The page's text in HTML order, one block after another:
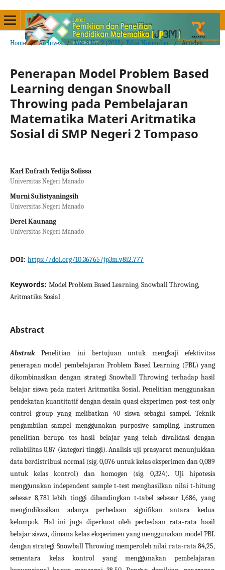
Home / Archives / Vol. 8 No. 2 (2025): Edisi November / Articles
Penerapan Model Problem Based
Learning dengan Snowball
Throwing pada Pembelajaran
Matematika Materi Aritmatika
Sosial di SMP Negeri 2 Tompaso
Karl Eufrath Yedija Solissa
Universitas Negeri Manado
Murni Sulistyaningsih
Universitas Negeri Manado
Derel Kaunang
Universitas Negeri Manado
DOI: https://doi.org/10.36765/jp3m.v8i2.777
Keywords: Model Problem Based Learning, Snowball Throwing,
Aritmatika Sosial
Abstract
AbstrakPenelitian ini bertujuan untuk mengkaji efektivitas
penerapan model pembelajaran Problem Based Learning (PBL) yang
dikombinasikan dengan strategi Snowball Throwing terhadap hasil
belajar siswa pada materi Aritmatika Sosial. Penelitian menggunakan
pendekatan kuantitatif dengan desain quasi eksperimen post-test only
control group yang melibatkan 40 siswa sebagai sampel. Teknik
pengambilan sampel menggunakan purposive sampling. Instrumen
penelitian berupa tes hasil belajar yang telah divalidasi dengan
reliabilitas 0,87 (kategori tinggi). Analisis uji prasyarat menunjukkan
data berdistribusi normal (sig. 0,076 untuk kelas eksperimen dan 0,089
untuk kelas kontrol) dan homogen (sig. 0,324). Uji hipotesis
menggunakan independent sample t-test menghasilkan nilai t-hitung
sebesar 8,781 lebih tinggi dibandingkan t-tabel sebesar 1,686, yang
mengindikasikan adanya perbedaan signifikan antara kedua
kelompok. Hal ini juga diperkuat oleh perbedaan rata-rata hasil
belajar siswa, dimana kelas eksperimen yang menggunakan model PBL
dengan strategi Snowball Throwing memperoleh nilai rata-rata 84,25,
sementara kelas kontrol yang menggunakan pembelajaran